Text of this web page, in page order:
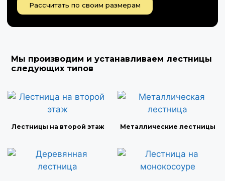
Рассчитать по своим размерам
Мы производим и устанавливаем лестницы
следующих типов
Лестницы на второй этаж Металлические лестницы